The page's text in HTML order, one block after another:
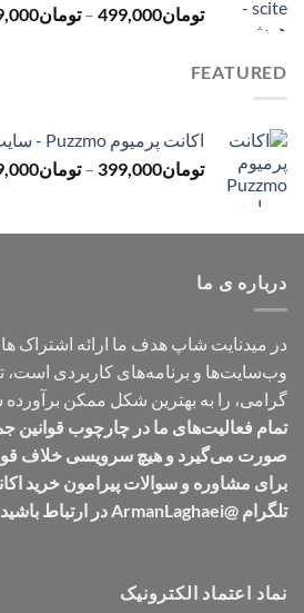
تومان499,000
– تومان
FEATURED
اکانت پرمیوم Puzzmo - سایت پازل و بازی های فکری
تومان399,000
– تومان
درباره ی ما
در میدنایت شاپ هدف ما ارائه اشتراک
وب‌سایت‌ها و برنامه‌های کاربردی است،
گرامی، را به بهترین شکل ممکن برآورده
تمام فعالیت‌های ما در چارچوب قوانین
صورت می‌گیرد و هیچ سرویسی خلاف
برای مشاوره و سوالات پیرامون خرید
تلگرام @ArmanLaghaei در ارتباط باشید.
نماد اعتماد الکترونیک